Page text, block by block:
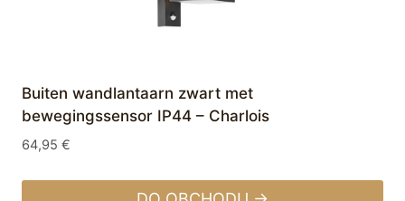
Buiten wandlantaarn zwart met
bewegingssensor IP44 – Charlois
64,95 €